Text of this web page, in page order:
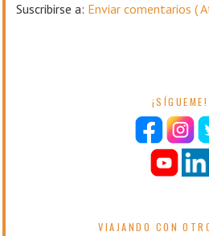
Suscribirse a: Enviar comentarios (
¡SÍGUEME!
VIAJANDO CON